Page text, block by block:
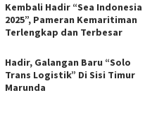
Kembali Hadir “Sea Indonesia
2025”, Pameran Kemaritiman
Terlengkap dan Terbesar
Hadir, Galangan Baru “Solo
Trans Logistik” Di Sisi Timur
Marunda